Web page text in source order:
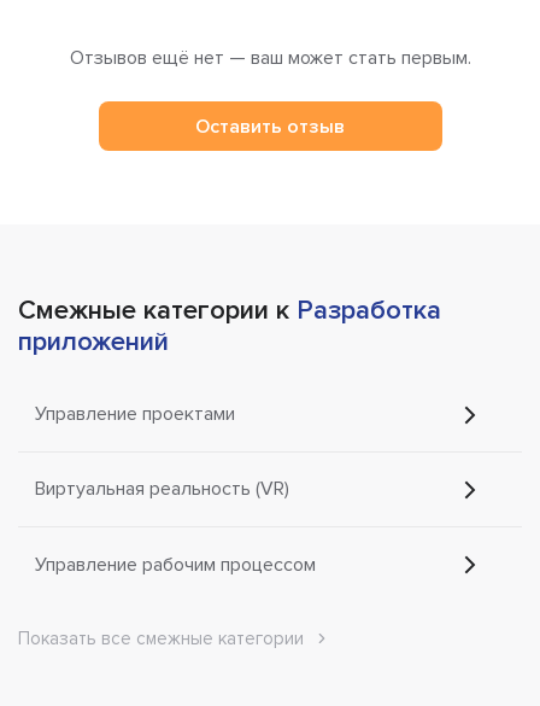
Отзывов ещё нет — ваш может стать первым.
Оставить отзыв
Смежные категории к Разработка
приложений
Управление проектами
Виртуальная реальность (VR)
Управление рабочим процессом
Показать все смежные категории